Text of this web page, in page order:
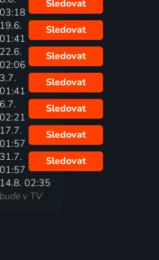
03:18
Sledovat
19.6.
01:41
Sledovat
22.6.
02:06
Sledovat
3.7.
01:41
Sledovat
6.7.
02:21
Sledovat
17.7.
01:57
Sledovat
31.7.
01:57
Sledovat
14.8. 02:35
bude v TV